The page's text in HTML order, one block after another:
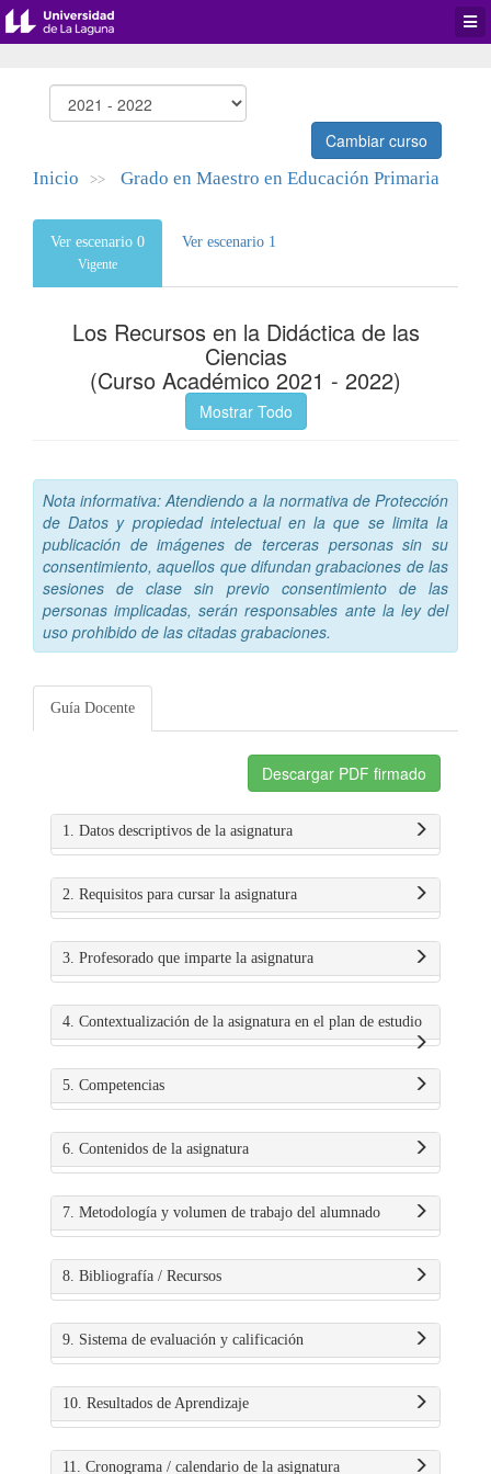
Cambiar curso
Inicio >> Grado en Maestro en Educación Primaria
Ver escenario 0
Vigente
Ver escenario 1
Los Recursos en la Didáctica de las
Ciencias
(Curso Académico 2021 - 2022)
Mostrar Todo
Nota informativa: Atendiendo a la normativa de Protección
de Datos y propiedad intelectual en la que se limita la
publicación de imágenes de terceras personas sin su
consentimiento, aquellos que difundan grabaciones de las
sesiones de clase sin previo consentimiento de las
personas implicadas, serán responsables ante la ley del
uso prohibido de las citadas grabaciones.
Guía Docente
Descargar PDF firmado
1. Datos descriptivos de la asignatura
2. Requisitos para cursar la asignatura
3. Profesorado que imparte la asignatura
4. Contextualización de la asignatura en el plan de estudio
5. Competencias
6. Contenidos de la asignatura
7. Metodología y volumen de trabajo del alumnado
8. Bibliografía / Recursos
9. Sistema de evaluación y calificación
10. Resultados de Aprendizaje
11. Cronograma / calendario de la asignatura